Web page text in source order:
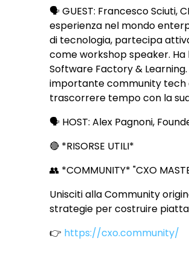
🗣 GUEST: Francesco Sciuti,
esperienza nel mondo
di tecnologia, partecipa
come workshop speaker.
Software Factory &
importante community tech
trascorrere tempo con la
🗣 HOST: Alex Pagnoni,
🔴 *RISORSE UTILI*
👥 *COMMUNITY* "CXO
Unisciti alla Community
strategie per costruire
👉 https://cxo.community/